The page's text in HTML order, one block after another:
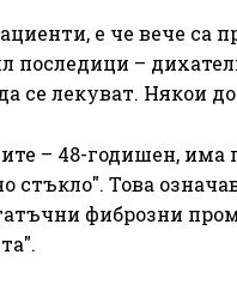
е че вече са
последици –
се лекуват. Някои
– 48-годишен,
стъкло". Това
фиброзни